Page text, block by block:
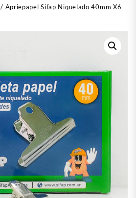
/ Apriepapel Sifap Niquelado 40mm X6